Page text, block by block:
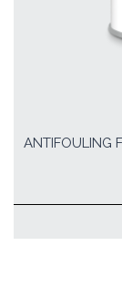
ANTIFOULING